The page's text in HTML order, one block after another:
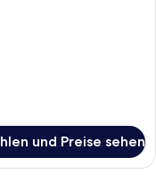
und Preise sehen